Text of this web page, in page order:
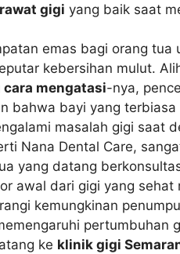
gigi yang baik saat
emas bagi orang
kebersihan mulut.
mengatasi-nya,
bahwa bayi yang
masalah gigi saat
Nana Dental Care,
yang datang
awal dari gigi yang sehat
kemungkinan
pertumbuhan
ke klinik gigi